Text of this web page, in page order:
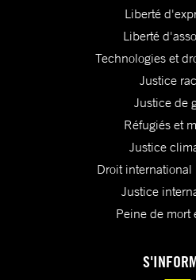
Liberté
Liberté
Technologies et
Justice
Justice de
Réfugiés et
Justice
Droit
Justice
Peine de mort